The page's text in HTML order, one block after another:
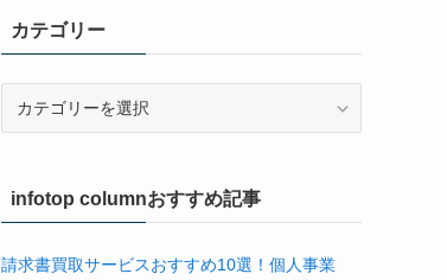
カテゴリー
ーinfotop columnおすすめ記事
請求書買取サービスおすすめ10選！個人事業